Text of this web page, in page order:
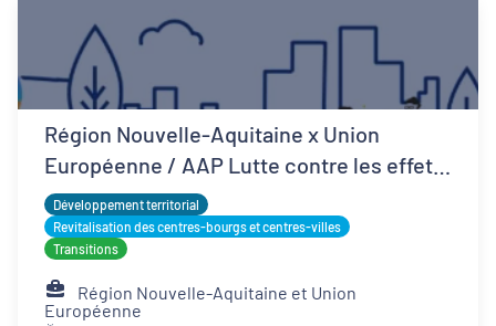
Région Nouvelle-Aquitaine x Union
Européenne / AAP Lutte contre les effets
d'îlots de chaleur urbains
Développement territorial
Revitalisation des centres-bourgs et centres-villes
Transitions
Région Nouvelle-Aquitaine et Union
Européenne